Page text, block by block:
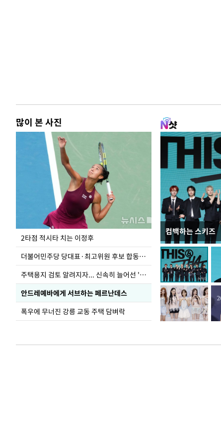
많이 본 사진
2타점 적시타 치는 이정후
더불어민주당 당대표·최고위원 후보 합동연설회
주택용지 검토 알려지자... 신속히 늘어선 '근조화환'
안드레예바에게 서브하는 페르난데스
폭우에 무너진 강릉 교동 주택 담벼락
컴백하는 스키즈
이번주 국회에